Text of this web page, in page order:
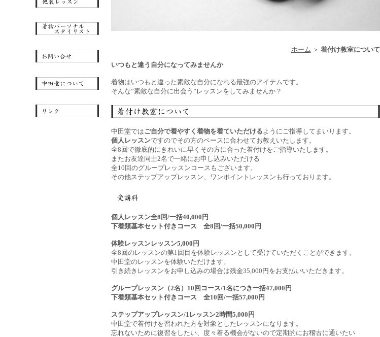
ホーム ＞ 着付け教室について
いつもと違う自分になってみませんか
着物はいつもと違った素敵な自分になれる最強のアイテムです。
そんな”素敵な自分に出会う”レッスンをしてみませんか？
中田堂ではご自分で着やすく着物を着ていただけるようにご指導してまいります。
個人レッスンですのでその方のペースに合わせてお教えいたします。
全8回で徹底的にきれいに早くその方に合った着付けをご指導いたします。
またお友達同士2名で一緒にお申し込みいただける
全10回のグループレッスンコースもございます。
その他ステップアップレッスン、ワンポイントレッスンも行っております。
個人レッスン全8回/一括40,000円
下着類基本セット付きコース 全8回/一括50,000円
体験レッスンレッスン5,000円
全8回のレッスンの第1回目を体験レッスンとして受けていただくことができます。
中田堂のレッスンを体験いただけます。
引き続きレッスンをお申し込みの場合は残金35,000円をお支払いいただきます。
グループレッスン（2名）10回コース/1名につき一括47,000円
下着類基本セット付きコース 全10回/一括57,000円
ステップアップレッスン/1レッスン2時間5,000円
中田堂で着付けを習われた方を対象としたレッスンになります。
忘れないために復習をしたい、度々着る機会がないので定期的にお稽古に通いたい